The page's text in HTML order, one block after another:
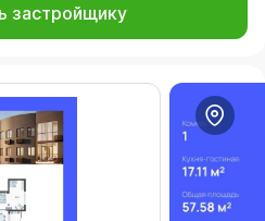
застройщику